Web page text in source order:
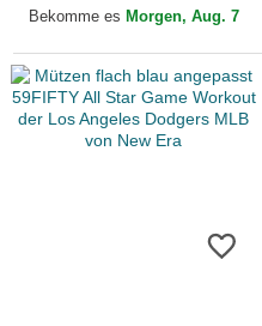
Era
Bekomme es Morgen, Aug. 7